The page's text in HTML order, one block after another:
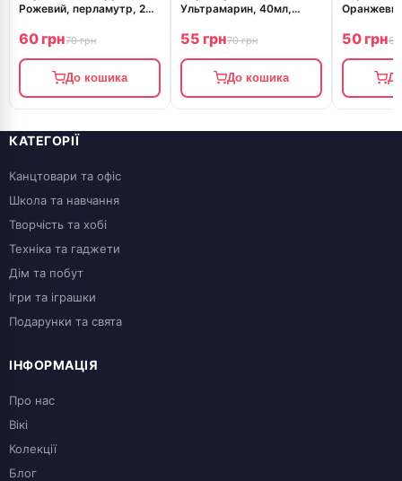
Рожевий, перламутр, 20
60 грн70 грн
До кошика
Ультрамарин, 40мл,
55 грн70 грн
До кошика
50 грн60
КАТЕГОРІЇ
Канцтовари та офіс
Школа та навчання
Творчість та хобі
Техніка та гаджети
Дім та побут
Ігри та іграшки
Подарунки та свята
ІНФОРМАЦІЯ
Про нас
Вікі
Колекції
Блог